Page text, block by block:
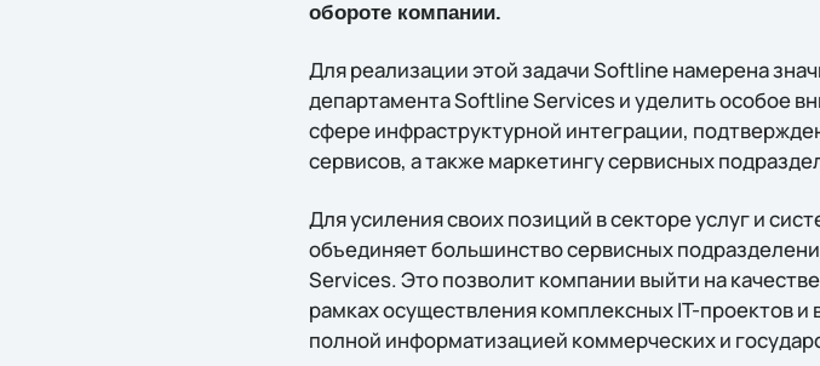
обороте компании.
Для реализации этой задачи Softline намерена
департамента Softline Services и уделить особое
сфере инфраструктурной интеграции,
сервисов, а также маркетингу сервисных
Для усиления своих позиций в секторе услуг и
объединяет большинство сервисных
Services. Это позволит компании выйти на
рамках осуществления комплексных IT-проектов
полной информатизацией коммерческих и